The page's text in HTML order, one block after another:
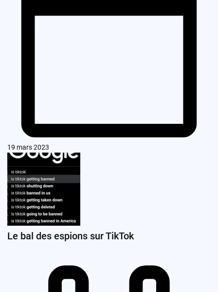
19 mars 2023
Le bal des espions sur TikTok